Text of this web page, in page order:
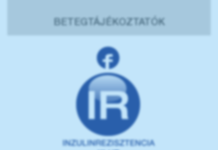
BETEGTÁJÉKOZTATÓK